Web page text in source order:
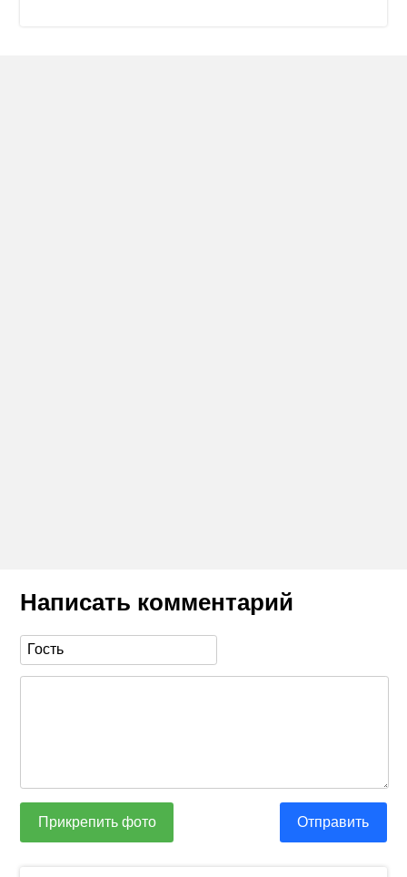
Написать комментарий
Прикрепить фото Отправить